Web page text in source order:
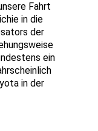
Fahrt
in die
der
ein
in der